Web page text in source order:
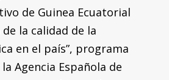
de Guinea Ecuatorial
la calidad de la
en el país”, programa
Agencia Española de